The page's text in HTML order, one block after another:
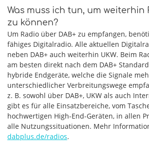
Was muss ich tun, um weiterhin
zu können?
Um Radio über DAB+ zu empfangen,
fähiges Digitalradio. Alle aktuellen
neben DAB+ auch weiterhin UKW. Beim
am besten direkt nach dem DAB+
hybride Endgeräte, welche die Signale
unterschiedlicher Verbreitungswege
z. B. sowohl über DAB+, UKW als auch
gibt es für alle Einsatzbereiche, vom
hochwertigen High-End-Geräten, in allen
alle Nutzungssituationen. Mehr
dabplus.de/radios.